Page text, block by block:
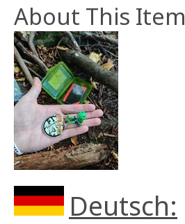
About This Item
Deutsch: